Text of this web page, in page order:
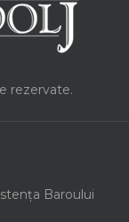
rezervate.
Baroului